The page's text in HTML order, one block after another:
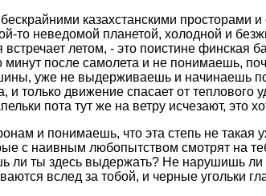
казахстанскими просторами
то неведомой планетой, холодной и
встречает летом, - это поистине финская
минут после самолета и не понимаешь,
уже не выдерживаешь и начинаешь
и только движение спасает от теплового
пота тут же на ветру исчезают, это
и понимаешь, что эта степь не такая
с наивным любопытством смотрят на
ли ты здесь выдержать? Не нарушишь ли
вслед за тобой, и черные угольки